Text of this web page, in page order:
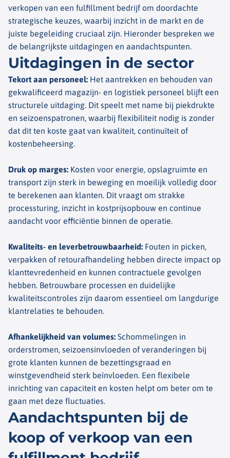
verkopen van een fulfillment bedrijf om doordachte
strategische keuzes, waarbij inzicht in de markt en de
juiste begeleiding cruciaal zijn. Hieronder bespreken we
de belangrijkste uitdagingen en aandachtspunten.
Uitdagingen in de sector​
Tekort aan personeel: Het aantrekken en behouden van
gekwalificeerd magazijn- en logistiek personeel blijft een
structurele uitdaging. Dit speelt met name bij piekdrukte
en seizoenspatronen, waarbij flexibiliteit nodig is zonder
dat dit ten koste gaat van kwaliteit, continuïteit of
kostenbeheersing.
Druk op marges: Kosten voor energie, opslagruimte en
transport zijn sterk in beweging en moeilijk volledig door
te berekenen aan klanten. Dit vraagt om strakke
processturing, inzicht in kostprijsopbouw en continue
aandacht voor efficiëntie binnen de operatie.
Kwaliteits- en leverbetrouwbaarheid: Fouten in picken,
verpakken of retourafhandeling hebben directe impact op
klanttevredenheid en kunnen contractuele gevolgen
hebben. Betrouwbare processen en duidelijke
kwaliteitscontroles zijn daarom essentieel om langdurige
klantrelaties te behouden.
Afhankelijkheid van volumes: Schommelingen in
orderstromen, seizoensinvloeden of veranderingen bij
grote klanten kunnen de bezettingsgraad en
winstgevendheid sterk beïnvloeden. Een flexibele
inrichting van capaciteit en kosten helpt om beter om te
gaan met deze fluctuaties.
Aandachtspunten bij de
koop of verkoop van een